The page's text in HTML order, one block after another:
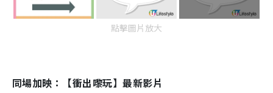
點擊圖片放大
同場加映：【衝出嚟玩】最新影片